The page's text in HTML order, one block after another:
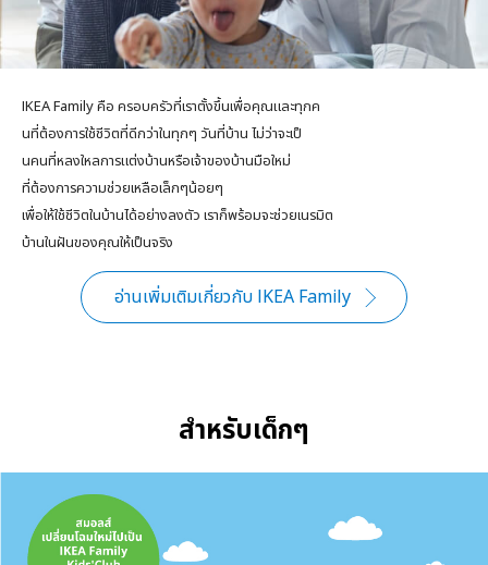
IKEA Family คือ ครอบครัวที่เราตั้งขึ้นเพื่อคุณและทุกค
นที่ต้องการใช้ชีวิตที่ดีกว่าในทุกๆ วันที่บ้าน ไม่ว่าจะเป็
นคนที่หลงใหลการแต่งบ้านหรือเจ้าของบ้านมือใหม่
ที่ต้องการความช่วยเหลือเล็กๆน้อยๆ
เพื่อให้ใช้ชีวิตในบ้านได้อย่างลงตัว เราก็พร้อมจะช่วยเนรมิต
บ้านในฝันของคุณให้เป็นจริง
อ่านเพิ่มเติมเกี่ยวกับ IKEA Family
สำหรับเด็กๆ